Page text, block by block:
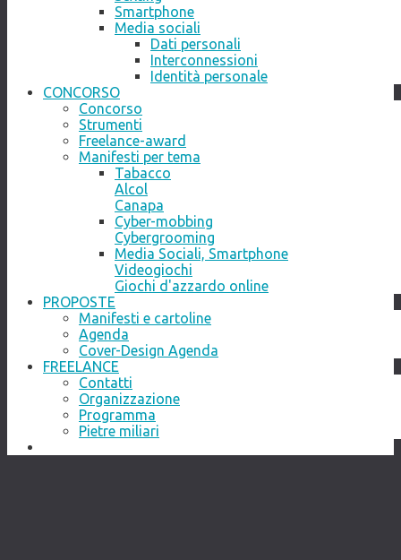
Smartphone
Media sociali
Dati personali
Interconnessioni
Identità personale
CONCORSO
Concorso
Strumenti
Freelance-award
Manifesti per tema
Tabacco
Alcol
Canapa
Cyber-mobbing
Cybergrooming
Media Sociali, Smartphone
Videogiochi
Giochi d'azzardo online
PROPOSTE
Manifesti e cartoline
Agenda
Cover-Design Agenda
FREELANCE
Contatti
Organizzazione
Programma
Pietre miliari